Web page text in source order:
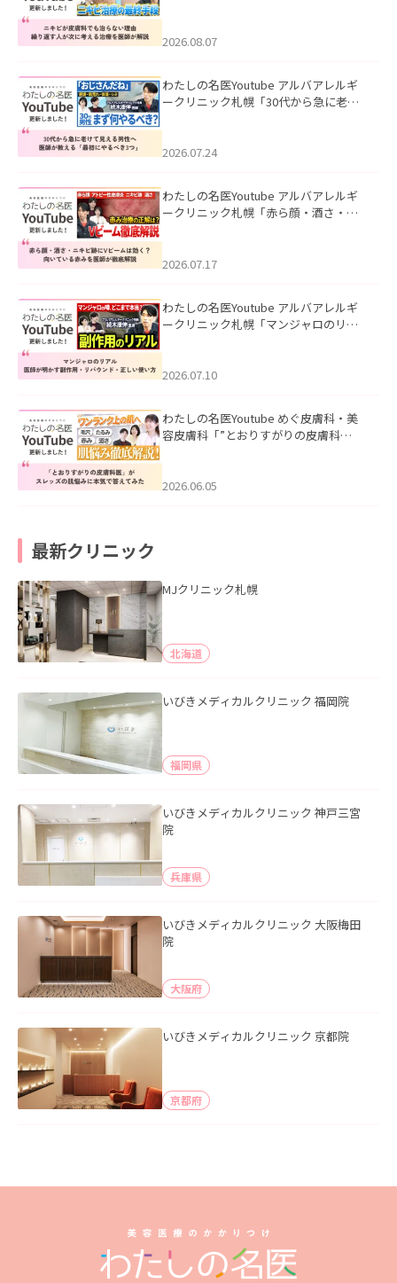
ました。
2026.08.07
わたしの名医Youtube アルバアレルギ
ークリニック札幌「30代から急に老け
た。
2026.07.24
わたしの名医Youtube アルバアレルギ
ークリニック札幌「赤ら顔・酒さ・ニ
した。
2026.07.17
わたしの名医Youtube アルバアレルギ
ークリニック札幌「マンジャロのリア
た。
2026.07.10
わたしの名医Youtube めぐ皮膚科・美
容皮膚科「”とおりすがりの皮膚科
2026.06.05
最新クリニック
MJクリニック札幌
北海道
いびきメディカルクリニック 福岡院
福岡県
いびきメディカルクリニック 神戸三宮
院
兵庫県
いびきメディカルクリニック 大阪梅田
院
大阪府
いびきメディカルクリニック 京都院
京都府